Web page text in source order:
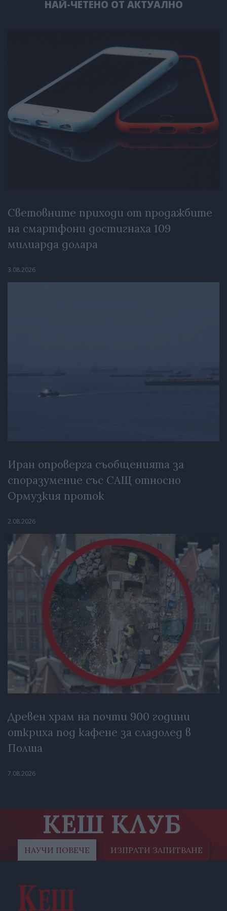
НАЙ-ЧЕТЕНО ОТ АКТУАЛНО
Световните приходи от продажбите
на смартфони достигнаха 109
милиарда долара
3.08.2026
Иран опроверга съобщенията за
споразумение със САЩ относно
Ормузкия проток
2.08.2026
Древен храм на почти 900 години
откриха под кафене за сладолед в
Полша
7.08.2026
КЕШ КЛУБ
НАУЧИ ПОВЕЧЕ ИЗПРАТИ ЗАПИТВАНЕ